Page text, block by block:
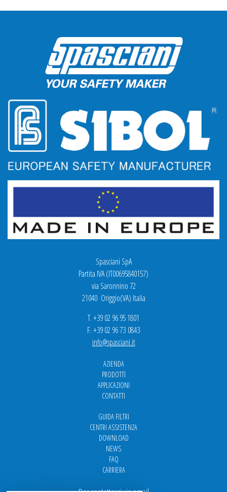
Spasciani SpA
Partita IVA (IT00695840157)
via Saronnino 72
21040 Origgio(VA) Italia
T. +39 02 96 95 1801
F. +39 02 96 73 0843
info@spasciani.it
AZIENDA
PRODOTTI
APPLICAZIONI
CONTATTI
GUIDA FILTRI
CENTRI ASSISTENZA
DOWNLOAD
NEWS
FAQ
CARRIERA